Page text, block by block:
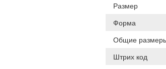
Размер
Форма
Общие
Штрих код